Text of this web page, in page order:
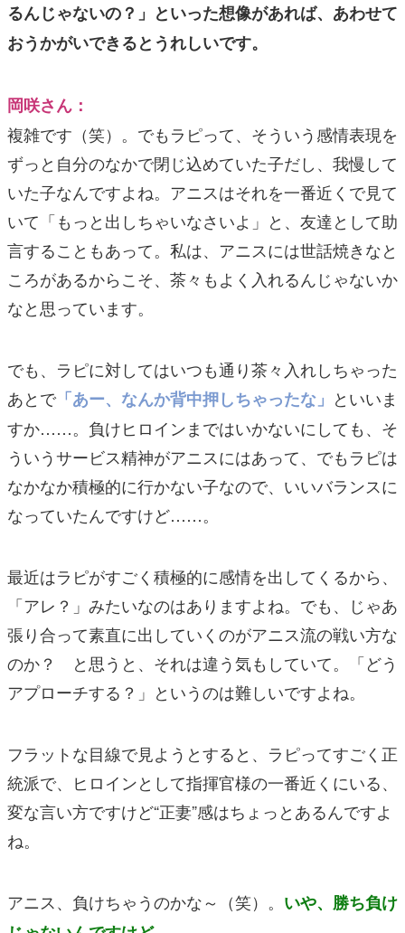
るんじゃないの？」といった想像があれば、あわせて
おうかがいできるとうれしいです。
岡咲さん：
複雑です（笑）。でもラピって、そういう感情表現を
ずっと自分のなかで閉じ込めていた子だし、我慢して
いた子なんですよね。アニスはそれを一番近くで見て
いて「もっと出しちゃいなさいよ」と、友達として助
言することもあって。私は、アニスには世話焼きなと
ころがあるからこそ、茶々もよく入れるんじゃないか
なと思っています。
でも、ラピに対してはいつも通り茶々入れしちゃった
あとで「あー、なんか背中押しちゃったな」 といいま
すか……。負けヒロインまではいかないにしても、そ
ういうサービス精神がアニスにはあって、でもラピは
なかなか積極的に行かない子なので、いいバランスに
なっていたんですけど……。
最近はラピがすごく積極的に感情を出してくるから、
「アレ？」みたいなのはありますよね。でも、じゃあ
張り合って素直に出していくのがアニス流の戦い方な
のか？ と思うと、それは違う気もしていて。「どう
アプローチする？」というのは難しいですよね。
フラットな目線で見ようとすると、ラピってすごく正
統派で、ヒロインとして指揮官様の一番近くにいる、
変な言い方ですけど“正妻”感はちょっとあるんですよ
ね。
アニス、負けちゃうのかな～（笑）。 いや、勝ち負け